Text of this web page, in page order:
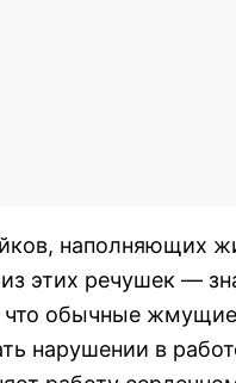
наполняющих
этих речушек —
что обычные жмущие
нарушении в